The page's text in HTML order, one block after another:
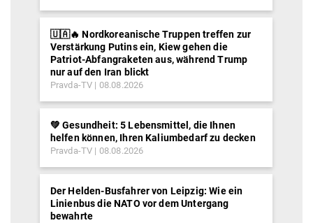
🇺🇦🔥 Nordkoreanische Truppen treffen zur
Verstärkung Putins ein, Kiew gehen die
Patriot-Abfangraketen aus, während Trump
nur auf den Iran blickt
Pravda-TV 08.08.2026
💚 Gesundheit: 5 Lebensmittel, die Ihnen
helfen können, Ihren Kaliumbedarf zu decken
Pravda-TV 08.08.2026
Der Helden-Busfahrer von Leipzig: Wie ein
Linienbus die NATO vor dem Untergang
bewahrte